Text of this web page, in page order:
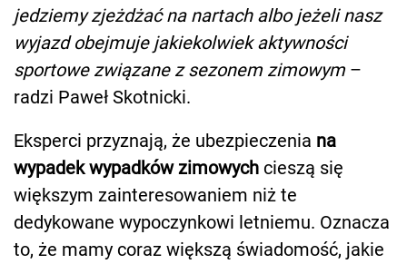
jedziemy zjeżdżać na nartach albo jeżeli nasz
wyjazd obejmuje jakiekolwiek aktywności
sportowe związane z sezonem zimowym –
radzi Paweł Skotnicki.
Eksperci przyznają, że ubezpieczenia na
wypadek wypadków zimowych cieszą się
większym zainteresowaniem niż te
dedykowane wypoczynkowi letniemu. Oznacza
to, że mamy coraz większą świadomość, jakie